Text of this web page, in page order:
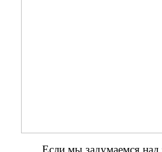
Если мы задумаемся над